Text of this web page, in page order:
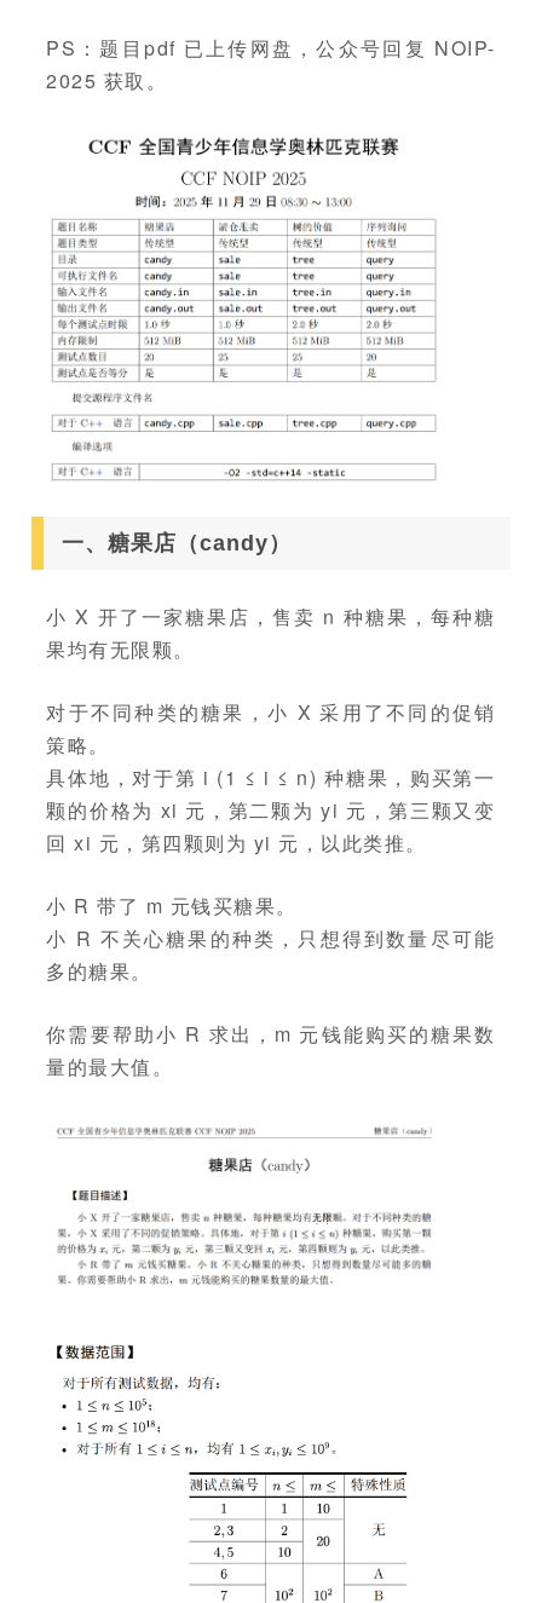
PS：题目pdf 已上传网盘，公众号回复 NOIP-
2025 获取。
一、糖果店（candy）
小 X 开了一家糖果店，售卖 n 种糖果，每种糖
果均有无限颗。
对于不同种类的糖果，小 X 采用了不同的促销
策略。
具体地，对于第 i (1 ≤ i ≤ n) 种糖果，购买第一
颗的价格为 xi 元，第二颗为 yi 元，第三颗又变
回 xi 元，第四颗则为 yi 元，以此类推。
小 R 带了 m 元钱买糖果。
小 R 不关心糖果的种类，只想得到数量尽可能
多的糖果。
你需要帮助小 R 求出，m 元钱能购买的糖果数
量的最大值。